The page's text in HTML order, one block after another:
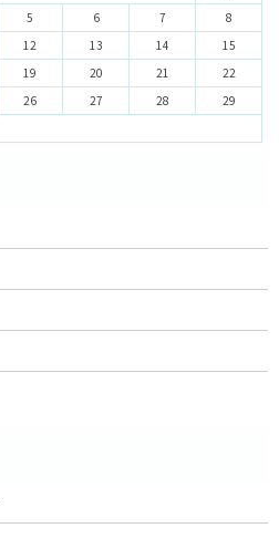
5 6 7
8
12 13 14
15
19 20 21
22
26 27 28
29